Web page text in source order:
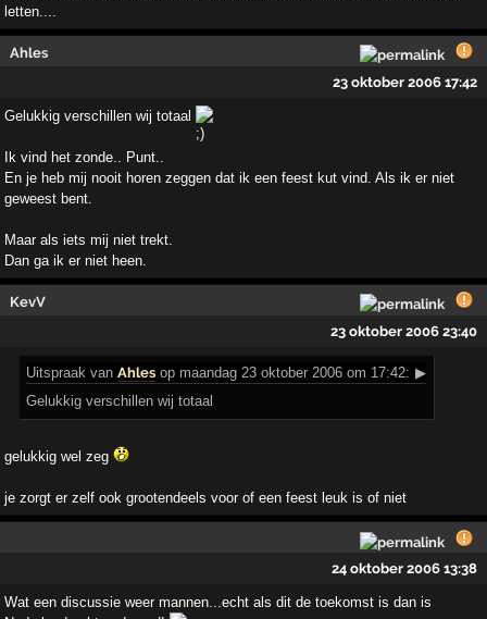
letten....
Ahles
23 oktober 2006 17:42
Gelukkig verschillen wij totaal
Ik vind het zonde.. Punt..
En je heb mij nooit horen zeggen dat ik een feest kut vind. Als ik er niet
geweest bent.
Maar als iets mij niet trekt.
Dan ga ik er niet heen.
KevV
23 oktober 2006 23:40
Uitspraak vanAhles op maandag 23 oktober 2006 om 17:42: ▶
Gelukkig verschillen wij totaal
gelukkig wel zeg
je zorgt er zelf ook grootendeels voor of een feest leuk is of niet
24 oktober 2006 13:38
Wat een discussie weer mannen...echt als dit de toekomst is dan is